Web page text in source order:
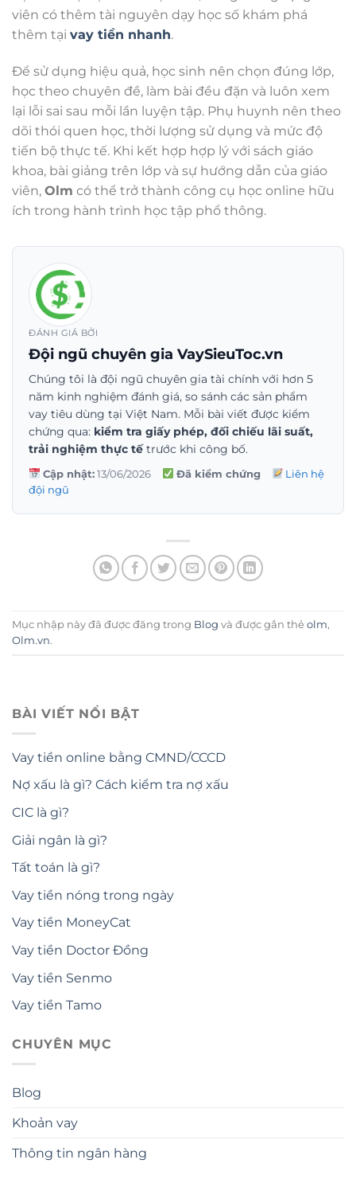
viên có thêm tài nguyên dạy học số khám phá
thêm tại vay tiền nhanh.
Để sử dụng hiệu quả, học sinh nên chọn đúng lớp,
học theo chuyên đề, làm bài đều đặn và luôn xem
lại lỗi sai sau mỗi lần luyện tập. Phụ huynh nên theo
dõi thói quen học, thời lượng sử dụng và mức độ
tiến bộ thực tế. Khi kết hợp hợp lý với sách giáo
khoa, bài giảng trên lớp và sự hướng dẫn của giáo
viên, Olm có thể trở thành công cụ học online hữu
ích trong hành trình học tập phổ thông.
ĐÁNH GIÁ BỞI
Đội ngũ chuyên gia VaySieuToc.vn
Chúng tôi là đội ngũ chuyên gia tài chính với hơn 5
năm kinh nghiệm đánh giá, so sánh các sản phẩm
vay tiêu dùng tại Việt Nam. Mỗi bài viết được kiểm
chứng qua: kiểm tra giấy phép, đối chiếu lãi suất,
trải nghiệm thực tếtrước khi công bố.
Cập nhật:13/06/2026 Đã kiểm chứng
Liên hệ
đội ngũ
Mục nhập này đã được đăng trong Blog và được gắn thẻ olm,
Olm.vn.
BÀI VIẾT NỔI BẬT
Vay tiền online bằng CMND/CCCD
Nợ xấu là gì? Cách kiểm tra nợ xấu
CIC là gì?
Giải ngân là gì?
Tất toán là gì?
Vay tiền nóng trong ngày
Vay tiền MoneyCat
Vay tiền Doctor Đồng
Vay tiền Senmo
Vay tiền Tamo
CHUYÊN MỤC
Blog
Khoản vay
Thông tin ngân hàng